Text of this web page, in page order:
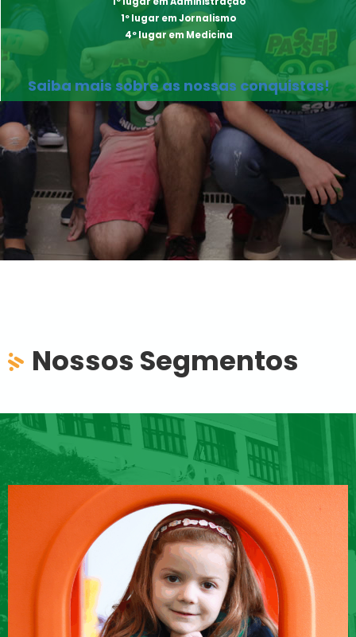
1º lugar em Jornalismo
4º lugar em Medicina
Saiba mais sobre as nossas conquistas!
Nossos Segmentos